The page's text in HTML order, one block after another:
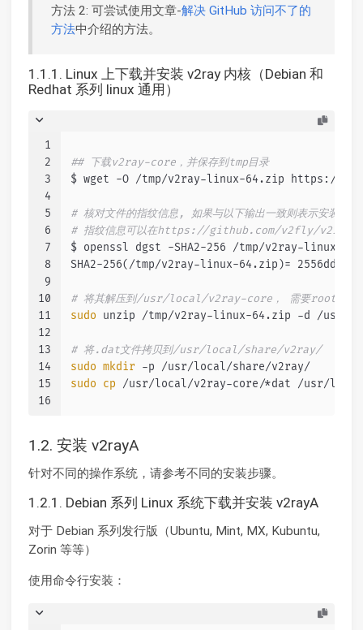
方法 2: 可尝试使用文章-解决 GitHub 访问不了的
方法中介绍的方法。
1.1.1. Linux 上下载并安装 v2ray 内核（Debian 和
Redhat 系列 linux 通用）
1
2
3
4
5
6
7
8
9
10
11
12
13
14
15
16
## 下载v2ray-core，并保存到tmp目录
$ wget -O /tmp/v2ray-linux-64.zip https://
# 核对文件的指纹信息, 如果与以下输出一致则表示安装文件
# 指纹信息可以在https://github.com/v2fly/
$ openssl dgst -SHA2-256 /tmp/v2ray-linux-
SHA2-256(/tmp/v2ray-linux-64.zip)=
# 将其解压到/usr/local/v2ray-core， 需要root权限
sudo unzip /tmp/v2ray-linux-64.zip -d /usr/
# 将.dat文件拷贝到/usr/local/share/v2ray/
sudo mkdir -p /usr/local/share/v2ray/
sudo
cp /usr/local/v2ray-core/*dat /usr/
1.2. 安装 v2rayA
针对不同的操作系统，请参考不同的安装步骤。
1.2.1. Debian 系列 Linux 系统下载并安装 v2rayA
对于 Debian 系列发行版（Ubuntu, Mint, MX, Kubuntu,
Zorin 等等）
使用命令行安装：